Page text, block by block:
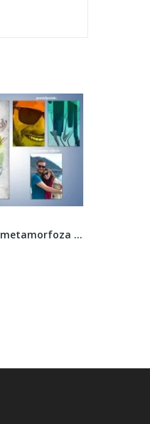
Artystyczna metamorfoza zdjęcia - The Love Story